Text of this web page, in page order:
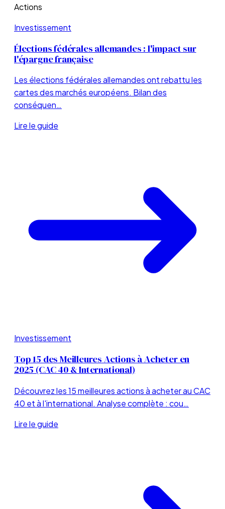
Actions
Investissement
Élections fédérales allemandes : l'impact sur
l'épargne française
Les élections fédérales allemandes ont rebattu les
cartes des marchés européens. Bilan des
conséquen…
Lire le guide
Investissement
Top 15 des Meilleures Actions à Acheter en
2025 (CAC 40 & International)
Découvrez les 15 meilleures actions à acheter au CAC
40 et à l'international. Analyse complète : cou…
Lire le guide